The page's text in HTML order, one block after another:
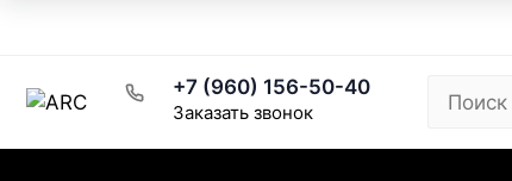
+7 (960) 156-50-40
Заказать звонок